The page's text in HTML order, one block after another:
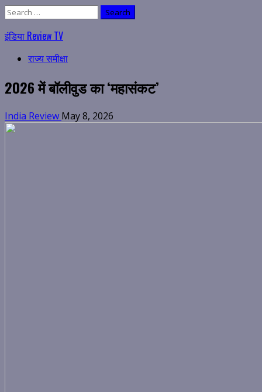
Search
इंडिया Review TV
राज्य समीक्षा
2026 में बॉलीवुड का ‘महासंकट’
India Review May 8, 2026